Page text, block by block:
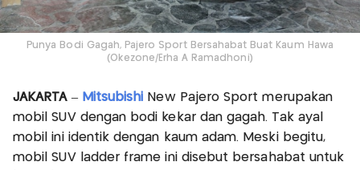
Punya Bodi Gagah, Pajero Sport Bersahabat Buat Kaum Hawa
(Okezone/Erha A Ramadhoni)
JAKARTA– Mitsubishi New Pajero Sport merupakan
mobil SUV dengan bodi kekar dan gagah. Tak ayal
mobil ini identik dengan kaum adam. Meski begitu,
mobil SUV ladder frame ini disebut bersahabat untuk